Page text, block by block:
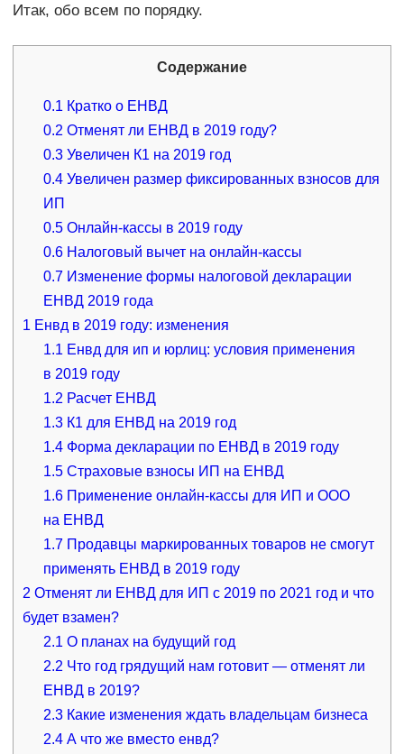
Итак, обо всем по порядку.
Содержание
0.1 Кратко о ЕНВД
0.2 Отменят ли ЕНВД в 2019 году?
0.3 Увеличен К1 на 2019 год
0.4 Увеличен размер фиксированных взносов для
ИП
0.5 Онлайн-кассы в 2019 году
0.6 Налоговый вычет на онлайн-кассы
0.7 Изменение формы налоговой декларации
ЕНВД 2019 года
1 Енвд в 2019 году: изменения
1.1 Енвд для ип и юрлиц: условия применения
в 2019 году
1.2 Расчет ЕНВД
1.3 К1 для ЕНВД на 2019 год
1.4 Форма декларации по ЕНВД в 2019 году
1.5 Страховые взносы ИП на ЕНВД
1.6 Применение онлайн-кассы для ИП и ООО
на ЕНВД
1.7 Продавцы маркированных товаров не смогут
применять ЕНВД в 2019 году
2 Отменят ли ЕНВД для ИП с 2019 по 2021 год и что
будет взамен?
2.1 О планах на будущий год
2.2 Что год грядущий нам готовит — отменят ли
ЕНВД в 2019?
2.3 Какие изменения ждать владельцам бизнеса
2.4 А что же вместо енвд?